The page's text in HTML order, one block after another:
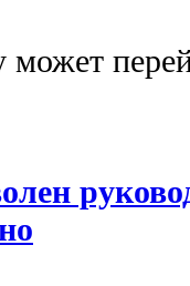
может